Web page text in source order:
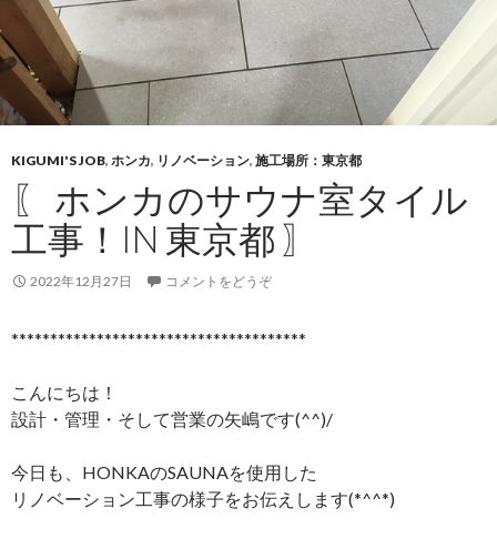
KIGUMI'S JOB, ホンカ, リノベーション, 施工場所：東京都
〖 ホンカのサウナ室タイル
工事！IN 東京都 〗
2022年12月27日 コメントをどうぞ
**************************************
こんにちは！
設計・管理・そして営業の矢嶋です(^^)/
今日も、HONKAのSAUNAを使用した
リノベーション工事の様子をお伝えします(*^^*)